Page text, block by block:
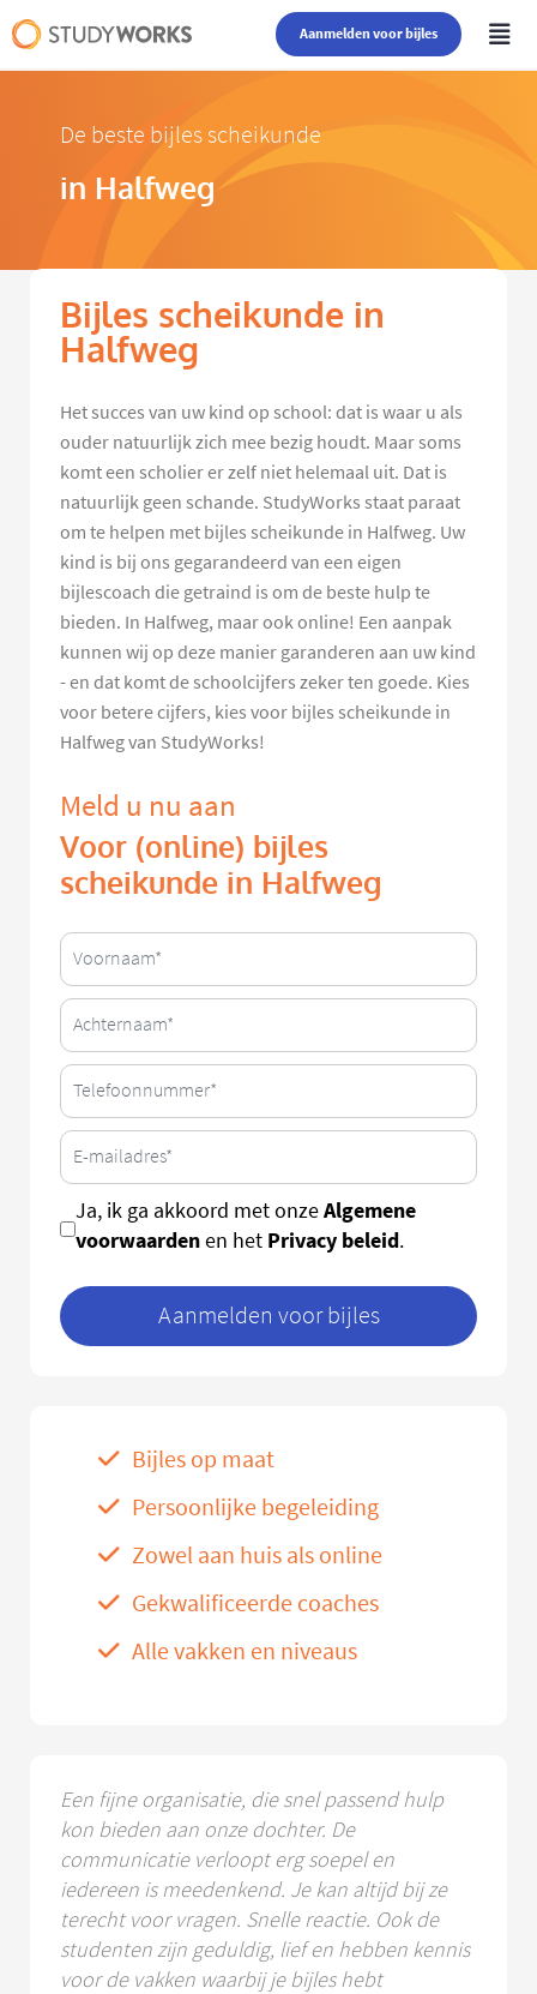
Aanmelden voor bijles
De beste bijles scheikunde
in Halfweg
Bijles scheikunde in
Halfweg
Het succes van uw kind op school: dat is waar u als
ouder natuurlijk zich mee bezig houdt. Maar soms
komt een scholier er zelf niet helemaal uit. Dat is
natuurlijk geen schande. StudyWorks staat paraat
om te helpen met bijles scheikunde in Halfweg. Uw
kind is bij ons gegarandeerd van een eigen
bijlescoach die getraind is om de beste hulp te
bieden. In Halfweg, maar ook online! Een aanpak
kunnen wij op deze manier garanderen aan uw kind
- en dat komt de schoolcijfers zeker ten goede. Kies
voor betere cijfers, kies voor bijles scheikunde in
Halfweg van StudyWorks!
Meld u nu aan
Voor (online) bijles
scheikunde in Halfweg
Ja, ik ga akkoord met onzeAlgemene
voorwaardenen het Privacy beleid.
Aanmelden voor bijles
Bijles op maat
Persoonlijke begeleiding
Zowel aan huis als online
Gekwalificeerde coaches
Alle vakken en niveaus
Een fijne organisatie, die snel passend hulp
kon bieden aan onze dochter. De
communicatie verloopt erg soepel en
iedereen is meedenkend. Je kan altijd bij ze
terecht voor vragen. Snelle reactie. Ook de
studenten zijn geduldig, lief en hebben kennis
voor de vakken waarbij je bijles hebt